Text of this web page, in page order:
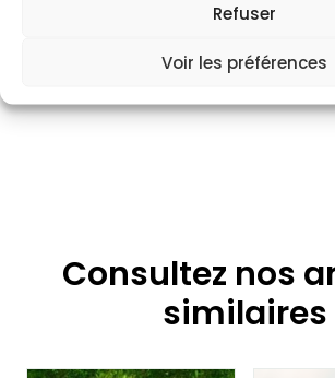
Refuser
Voir les préférences
Consultez nos
similaires